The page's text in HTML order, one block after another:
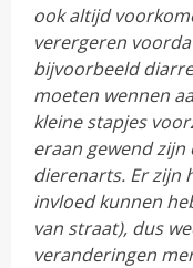
ook altijd
verergeren
bijvoorbeeld
moeten wennen
kleine stapjes
eraan gewend zijn
dierenarts. Er zijn
invloed kunnen
van straat), dus
veranderingen